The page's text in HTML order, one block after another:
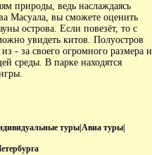
природы, ведь наслаждаясь
Масуала, вы сможете оценить
острова. Если повезёт, то с
увидеть китов. Полуостров
- за своего огромного размера и
среды. В парке находятся
туры|Авиа туры|